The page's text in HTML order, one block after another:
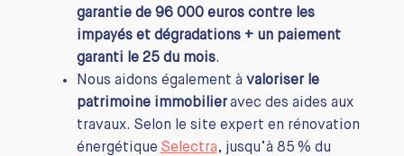
garantie de 96 000 euros contre les
impayés et dégradations + un paiement
garanti le 25 du mois.
Nous aidons également à valoriser le
patrimoine immobilieravec des aides aux
travaux. Selon le site expert en rénovation
énergétique Selectra, jusqu’à 85 % du